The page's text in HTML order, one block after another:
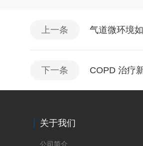
上一条 气道微环境
下一条 COPD 治疗
关于我们
公司简介